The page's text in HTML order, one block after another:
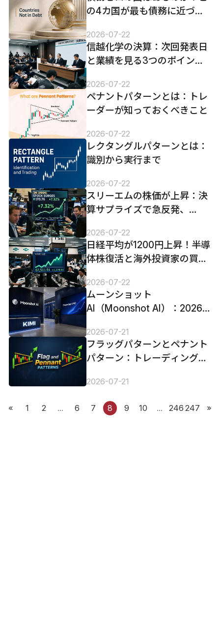
の4カ国が最も債務に近づい
た。
2026-07-22
信越化学の決算：次回発表日
と業績を見る3つのポイン
ト、AI半導体需要は追い風に
なるか
2026-07-22
ペナントパターンとは：トレ
ーダーが知っておくべきこと
2026-07-22
レクタングルパターンとは：
識別から実行まで
2026-07-22
スリーエムの株価が上昇：決
算サプライズで急反発、
場注目
2026-07-22
日経平均が1200円上昇！半導
体株復活と海外投資家の買い
戻しを解説
2026-07-22
ムーンショット
AI（Moonshot AI）：2026
額、スケジュール、投資方
法。
2026-07-21
フラッグパターンとペナント
パターン：トレーディングに
解説
2026-07-21
« 1 2 ... 6 7 8 9 10 ... 246 247 »